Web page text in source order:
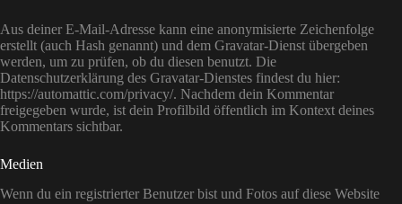
Aus deiner E-Mail-Adresse kann eine anonymisierte Zeichenfolge
erstellt (auch Hash genannt) und dem Gravatar-Dienst übergeben
werden, um zu prüfen, ob du diesen benutzt. Die
Datenschutzerklärung des Gravatar-Dienstes findest du hier:
https://automattic.com/privacy/. Nachdem dein Kommentar
freigegeben wurde, ist dein Profilbild öffentlich im Kontext deines
Kommentars sichtbar.
Medien
Wenn du ein registrierter Benutzer bist und Fotos auf diese Website